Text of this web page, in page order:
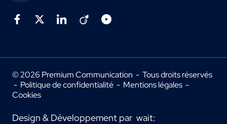
© 2026 Premium Communication - Tous droits réservés
- Politique de confidentialité - Mentions légales -
Cookies
Design & Développement par wait: